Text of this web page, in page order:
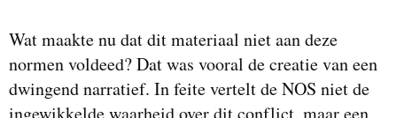
Wat maakte nu dat dit materiaal niet aan deze
normen voldeed? Dat was vooral de creatie van een
dwingend narratief. In feite vertelt de NOS niet de